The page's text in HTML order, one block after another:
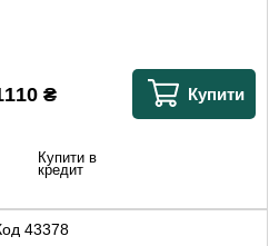
₴ Купити
Купити в
кредит
43378